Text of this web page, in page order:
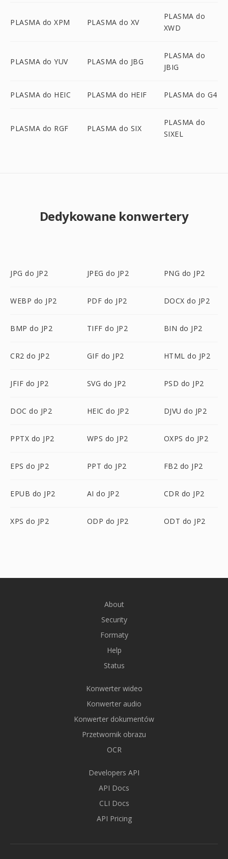
PLASMA do XPM PLASMA do XV
PLASMA do
XWD
PLASMA do YUV PLASMA do JBG
PLASMA do
JBIG
PLASMA do HEIC PLASMA do HEIF PLASMA do G4
PLASMA do RGF PLASMA do SIX
PLASMA do
SIXEL
Dedykowane konwertery
JPG do JP2 JPEG do JP2 PNG do JP2
WEBP do JP2 PDF do JP2 DOCX do JP2
BMP do JP2 TIFF do JP2 BIN do JP2
CR2 do JP2 GIF do JP2 HTML do JP2
JFIF do JP2 SVG do JP2 PSD do JP2
DOC do JP2 HEIC do JP2 DJVU do JP2
PPTX do JP2 WPS do JP2 OXPS do JP2
EPS do JP2 PPT do JP2 FB2 do JP2
EPUB do JP2 AI do JP2 CDR do JP2
XPS do JP2 ODP do JP2 ODT do JP2
About
Security
Formaty
Help
Status
Konwerter wideo
Konwerter audio
Konwerter dokumentów
Przetwornik obrazu
OCR
Developers API
API Docs
CLI Docs
API Pricing